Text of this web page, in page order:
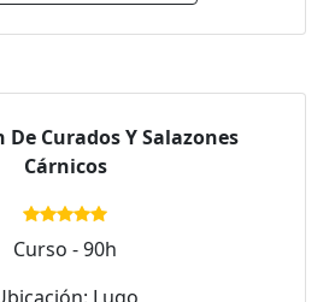
De Curados Y Salazones
Cárnicos
Curso - 90h